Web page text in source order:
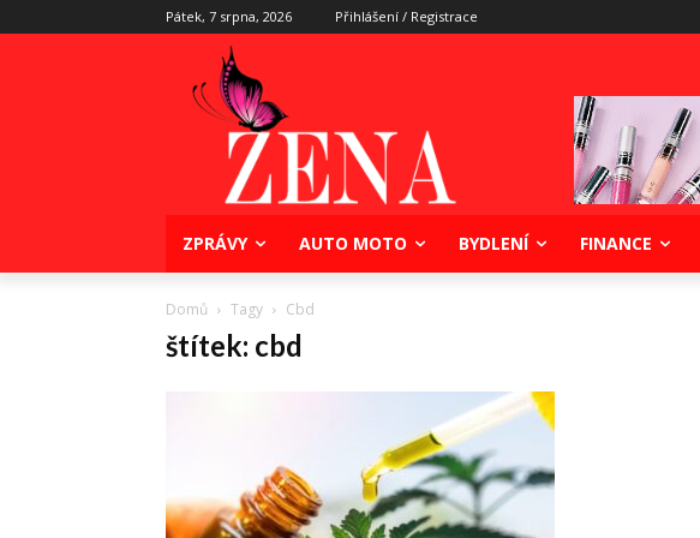
Pátek, 7 srpna, 2026 Přihlášení / Registrace
ZPRÁVY AUTO MOTO BYDLENÍ FINANCE
Domů Tagy Cbd
štítek: cbd